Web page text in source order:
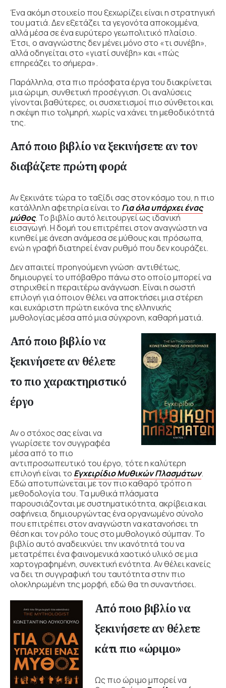
Ένα ακόμη στοιχείο που ξεχωρίζει είναι η στρατηγική
του ματιά. Δεν εξετάζει τα γεγονότα αποκομμένα,
αλλά μέσα σε ένα ευρύτερο γεωπολιτικό πλαίσιο.
Έτσι, ο αναγνώστης δεν μένει μόνο στο «τι συνέβη»,
αλλά οδηγείται στο «γιατί συνέβη» και «πώς
επηρεάζει το σήμερα».
Παράλληλα, στα πιο πρόσφατα έργα του διακρίνεται
μια ώριμη, συνθετική προσέγγιση. Οι αναλύσεις
γίνονται βαθύτερες, οι συσχετισμοί πιο σύνθετοι και
η σκέψη πιο τολμηρή, χωρίς να χάνει τη μεθοδικότητά
της.
Από ποιο βιβλίο να ξεκινήσετε αν τον
διαβάζετε πρώτη φορά
Αν ξεκινάτε τώρα το ταξίδι σας στον κόσμο του, η πιο
κατάλληλη αφετηρία είναι το Για όλα υπάρχει ένας
μύθος. Το βιβλίο αυτό λειτουργεί ως ιδανική
εισαγωγή. Η δομή του επιτρέπει στον αναγνώστη να
κινηθεί με άνεση ανάμεσα σε μύθους και πρόσωπα,
ενώ η γραφή διατηρεί έναν ρυθμό που δεν κουράζει.
Δεν απαιτεί προηγούμενη γνώση· αντιθέτως,
δημιουργεί το υπόβαθρο πάνω στο οποίο μπορεί να
στηριχθεί η περαιτέρω ανάγνωση. Είναι η σωστή
επιλογή για όποιον θέλει να αποκτήσει μια στέρεη
και ευχάριστη πρώτη εικόνα της ελληνικής
μυθολογίας μέσα από μια σύγχρονη, καθαρή ματιά.
Από ποιο βιβλίο να
ξεκινήσετε αν θέλετε
το πιο χαρακτηριστικό
έργο
Αν ο στόχος σας είναι να
γνωρίσετε τον συγγραφέα
μέσα από το πιο
αντιπροσωπευτικό του έργο, τότε η καλύτερη
επιλογή είναι το Εγχειρίδιο Μυθικών Πλασμάτων.
Εδώ αποτυπώνεται με τον πιο καθαρό τρόπο η
μεθοδολογία του. Τα μυθικά πλάσματα
παρουσιάζονται με συστηματικότητα, ακρίβεια και
σαφήνεια, δημιουργώντας ένα οργανωμένο σύνολο
που επιτρέπει στον αναγνώστη να κατανοήσει τη
θέση και τον ρόλο τους στο μυθολογικό σύμπαν. Το
βιβλίο αυτό αναδεικνύει την ικανότητά του να
μετατρέπει ένα φαινομενικά χαοτικό υλικό σε μια
χαρτογραφημένη, συνεκτική ενότητα. Αν θέλει κανείς
να δει τη συγγραφική του ταυτότητα στην πιο
ολοκληρωμένη της μορφή, εδώ θα τη συναντήσει.
Από ποιο βιβλίο να
ξεκινήσετε αν θέλετε
κάτι πιο «ώριμο»
Ως πιο ώριμο μπορεί να